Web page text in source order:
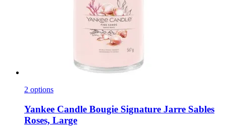
2 options
Yankee Candle Bougie Signature Jarre Sables
Roses, Large